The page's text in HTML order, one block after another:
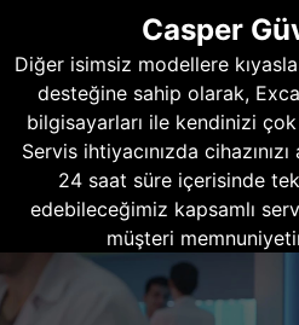
Casper
Diğer isimsiz modellere
desteğine sahip olarak,
bilgisayarları ile kendinizi
Servis ihtiyacınızda
24 saat süre içerisinde
edebileceğimiz kapsamlı
müşteri